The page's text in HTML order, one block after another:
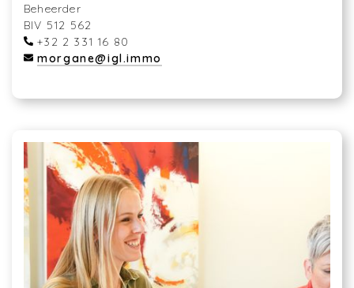
Beheerder
BIV 512 562
+32 2 331 16 80
morgane@igl.immo